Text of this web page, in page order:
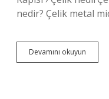
nedir? Çelik metal
Devamını okuyun
Maden